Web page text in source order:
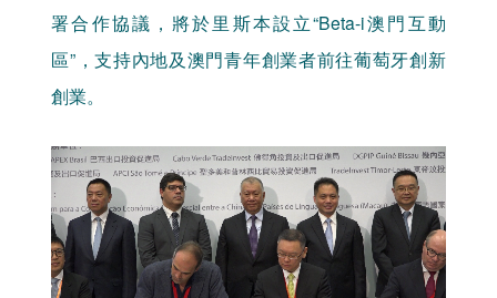
署合作協議，將於里斯本設立“Beta-i澳門互動
區”，支持內地及澳門青年創業者前往葡萄牙創新
創業。